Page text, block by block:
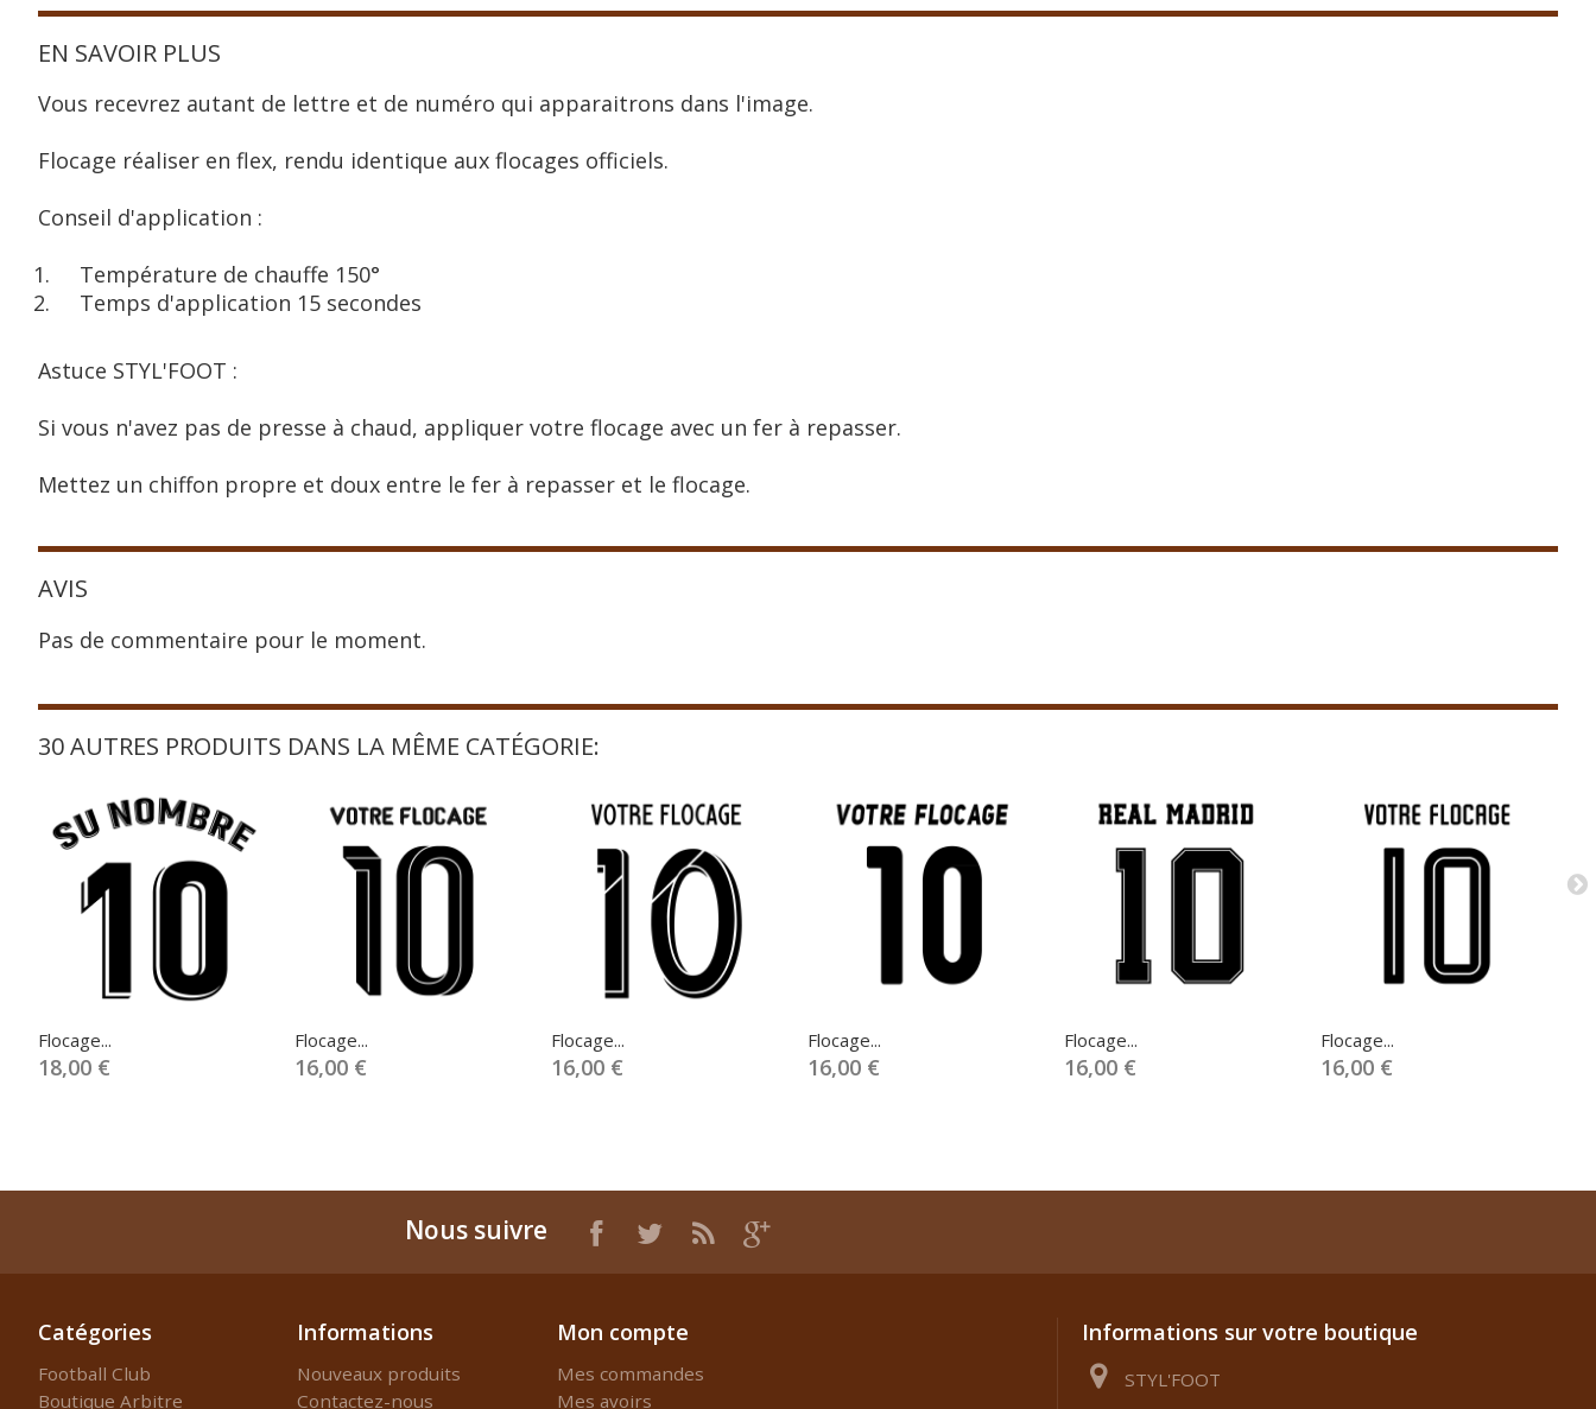
EN SAVOIR PLUS
Vous recevrez autant de lettre et de numéro qui apparaitrons dans l'image.
Flocage réaliser en flex, rendu identique aux flocages officiels.
Conseil d'application :
Température de chauffe 150°
Temps d'application 15 secondes
Astuce STYL'FOOT :
Si vous n'avez pas de presse à chaud, appliquer votre flocage avec un fer à repasser.
Mettez un chiffon propre et doux entre le fer à repasser et le flocage.
AVIS
Pas de commentaire pour le moment.
30 AUTRES PRODUITS DANS LA MÊME CATÉGORIE:
Flocage...
18,00 €
Flocage...
16,00 €
Flocage...
16,00 €
Flocage...
16,00 €
Flocage...
16,00 €
Flocage...
16,00 €
Nous suivre
Catégories
Football Club
Boutique Arbitre
Informations
Nouveaux produits
Contactez-nous
Mon compte
Mes commandes
Mes avoirs
Informations sur votre boutique
STYL'FOOT